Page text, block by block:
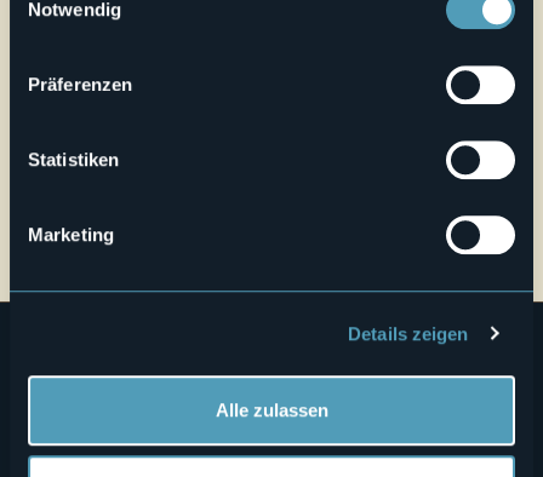
Notwendig
Präferenzen
Statistiken
Marketing
Details zeigen
Alle zulassen
Öffnen Sie die Karte